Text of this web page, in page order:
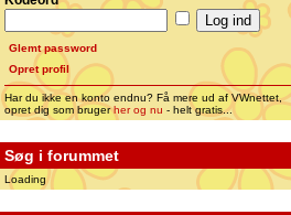
Glemt password
Opret profil
Har du ikke en konto endnu? Få mere ud af VWnettet,
opret dig som brugerher og nu - helt gratis...
Søg i forummet
Loading